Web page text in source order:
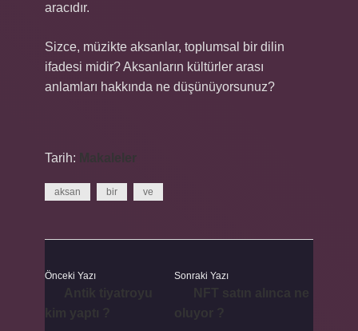
aracıdır.
Sizce, müzikte aksanlar, toplumsal bir dilin
ifadesi midir? Aksanların kültürler arası
anlamları hakkında ne düşünüyorsunuz?
Tarih: Makaleler
aksan bir ve
Önceki Yazı Sonraki Yazı